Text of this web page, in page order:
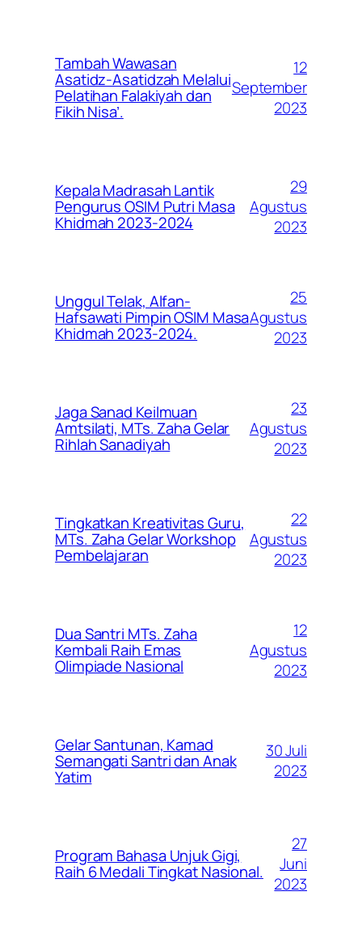
Tambah Wawasan
Asatidz-Asatidzah Melalui
Pelatihan Falakiyah dan
Fikih Nisa’.
12
September
2023
Kepala Madrasah Lantik
Pengurus OSIM Putri Masa
Khidmah 2023-2024
29
Agustus
2023
Unggul Telak, Alfan-
Hafsawati Pimpin OSIM Masa
Khidmah 2023-2024.
25
Agustus
2023
Jaga Sanad Keilmuan
Amtsilati, MTs. Zaha Gelar
Rihlah Sanadiyah
23
Agustus
2023
Tingkatkan Kreativitas Guru,
MTs. Zaha Gelar Workshop
Pembelajaran
22
Agustus
2023
Dua Santri MTs. Zaha
Kembali Raih Emas
Olimpiade Nasional
12
Agustus
2023
Gelar Santunan, Kamad
Semangati Santri dan Anak
Yatim
30 Juli
2023
Program Bahasa Unjuk Gigi,
Raih 6 Medali Tingkat Nasional.
27
Juni
2023